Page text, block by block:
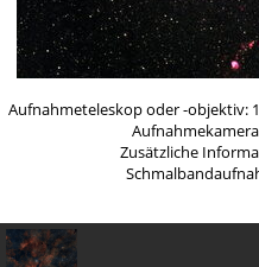
Aufnahmeteleskop oder -objektiv:
Zusätzliche